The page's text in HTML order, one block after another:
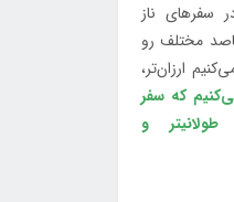
سفرهای ناز
مختلف رو
ارزان‌تر،
که سفر
بعدی شما ارزانتر، هواشمندانه‌تر، طولانی‎تر و